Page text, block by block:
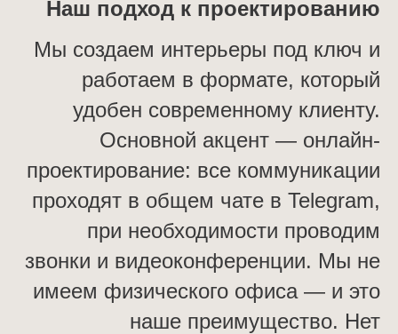
Наш подход к проектированию
Мы создаем интерьеры под ключ и
работаем в формате, который
удобен современному клиенту.
Основной акцент — онлайн-
проектирование: все коммуникации
проходят в общем чате в Telegram,
при необходимости проводим
звонки и видеоконференции. Мы не
имеем физического офиса — и это
наше преимущество. Нет